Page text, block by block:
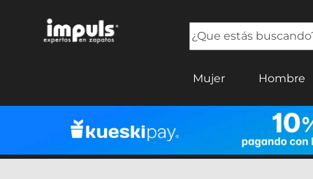
Mujer Hombre
tenis mujer
tenis hombre